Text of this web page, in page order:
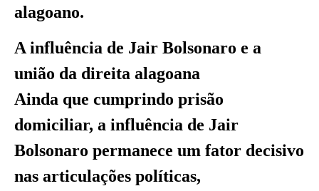
alagoano.
A influência de Jair Bolsonaro e a
união da direita alagoana
Ainda que cumprindo prisão
domiciliar, a influência de Jair
Bolsonaro permanece um fator decisivo
nas articulações políticas,